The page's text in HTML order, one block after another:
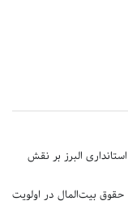
البرز بر نقش
بیت‌المال در اولویت